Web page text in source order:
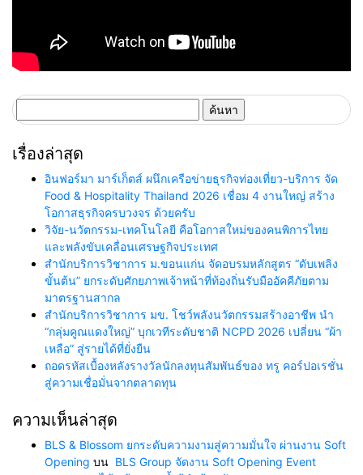
สำหรับ:
เรื่องล่าสุด
อินฟอร์มา มาร์เก็ตส์ ผนึกเครือข่ายธุรกิจท่องเที่ยว-บริการ จัด
Food & Hospitality Thailand 2026 เชื่อม 4 งานใหญ่ สร้าง
โอกาสธุรกิจครบวงจร ด้วยครับ
วิจัย-นวัตกรรม-เทคโนโลยี คือโอกาสใหม่ของคนพิการไทย
และพลังขับเคลื่อนเศรษฐกิจประเทศ
สำนักบริการวิชาการ ม.ขอนแก่น จัดอบรมหลักสูตร “ดับเพลิง
ขั้นต้น” ยกระดับศักยภาพเจ้าหน้าที่ท้องถิ่นรับมืออัคคีภัยตาม
มาตรฐานสากล
สำนักบริการวิชาการ มข. โชว์พลังนวัตกรรมสร้างอาชีพ นำ
“กลุ่มคูณแดงใหญ่” บุกเวทีระดับชาติ NCPD 2026 เปลี่ยน “ผ้า
เหลือ” สู่รายได้ที่ยั่งยืน
ถอดรหัสเบื้องหลังรางวัลนักลงทุนสัมพันธ์ของ ทรู คอร์ปอเรชั่น
สู่ความเชื่อมั่นจากตลาดทุน
ความเห็นล่าสุด
BLS & Blossom ยกระดับความงามสู่ความมั่นใจ ผ่านงาน Soft
Opening บน BLS Group จัดงาน Soft Opening Event